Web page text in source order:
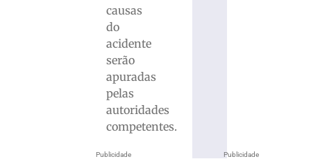
Publicidade
causas
do
acidente
serão
apuradas
pelas
autoridades
competentes.
Publicidade